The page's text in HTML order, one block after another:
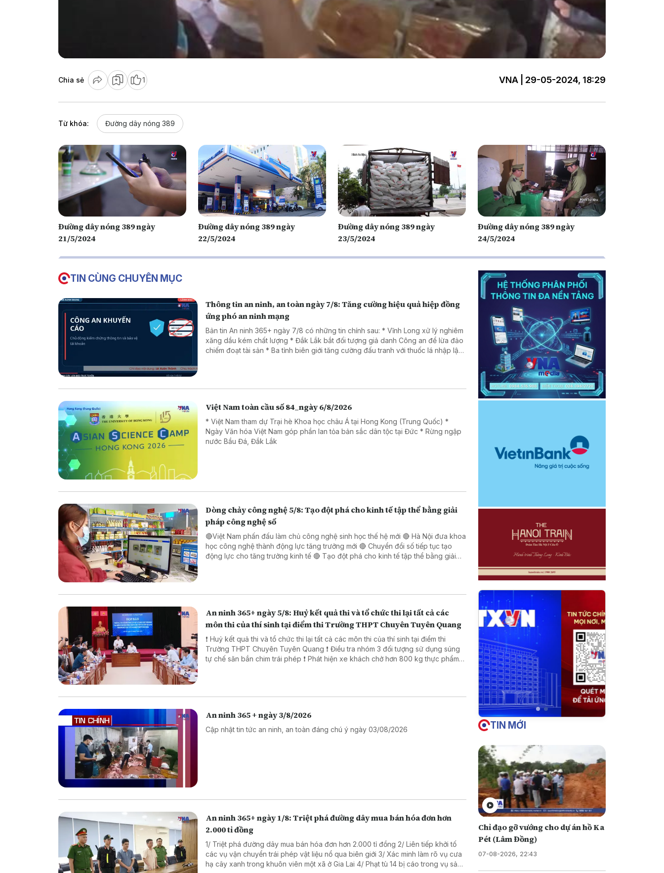
Chia sẻ 1 VNA | 29-05-2024, 18:29
Từ khóa: Đường dây nóng 389
Đường dây nóng 389 ngày
21/5/2024
Đường dây nóng 389 ngày
22/5/2024
Đường dây nóng 389 ngày
23/5/2024
Đường dây nóng 389 ngày
24/5/2024
TIN CÙNG CHUYÊN MỤC
Thông tin an ninh, an toàn ngày 7/8: Tăng cường hiệu quả hiệp đồng
ứng phó an ninh mạng
Bản tin An ninh 365+ ngày 7/8 có những tin chính sau: * Vĩnh Long xử lý nghiêm
xăng dầu kém chất lượng * Đắk Lắk bắt đối tượng giả danh Công an để lừa đảo
chiếm đoạt tài sản * Ba tỉnh biên giới tăng cường đấu tranh với thuốc lá nhập lậu
Việt Nam toàn cầu số 84_ngày 6/8/2026
* Việt Nam tham dự Trại hè Khoa học châu Á tại Hong Kong (Trung Quốc) *
Ngày Văn hóa Việt Nam góp phần lan tỏa bản sắc dân tộc tại Đức * Rừng ngập
nước Bầu Đá, Đắk Lắk
Dòng chảy công nghệ 5/8: Tạo đột phá cho kinh tế tập thể bằng giải
pháp công nghệ số
🔴Việt Nam phấn đấu làm chủ công nghệ sinh học thế hệ mới 🔴 Hà Nội đưa khoa
học công nghệ thành động lực tăng trưởng mới 🔴 Chuyển đổi số tiếp tục tạo
động lực cho tăng trưởng kinh tế 🔴 Tạo đột phá cho kinh tế tập thể bằng giải
An ninh 365+ ngày 5/8: Huỷ kết quả thi và tổ chức thi lại tất cả các
môn thi của thí sinh tại điểm thi Trường THPT Chuyên Tuyên Quang
❗ Huỷ kết quả thi và tổ chức thi lại tất cả các môn thi của thí sinh tại điểm thi
Trường THPT Chuyên Tuyên Quang ❗ Điều tra nhóm 3 đối tượng sử dụng súng
tự chế săn bắn chim trái phép ❗ Phát hiện xe khách chở hơn 800 kg thực phẩm
An ninh 365 + ngày 3/8/2026
Cập nhật tin tức an ninh, an toàn đáng chú ý ngày 03/08/2026
An ninh 365+ ngày 1/8: Triệt phá đường dây mua bán hóa đơn hơn
2.000 tỉ đồng
1/ Triệt phá đường dây mua bán hóa đơn hơn 2.000 tỉ đồng 2/ Liên tiếp khởi tố
các vụ vận chuyển trái phép vật liệu nổ qua biên giới 3/ Xác minh làm rõ vụ cưa
hạ cây xanh trong khuôn viên một xã ở Gia Lai 4/ Phạt tù 14 bị cáo trong vụ sản
TIN MỚI
Chỉ đạo gỡ vướng cho dự án hồ Ka
Pét (Lâm Đồng)
07-08-2026, 22:43